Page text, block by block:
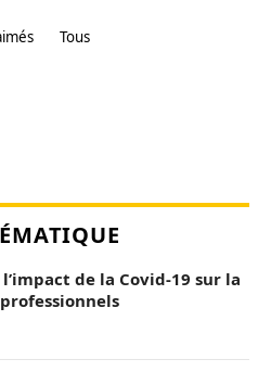
Tous
de la Covid-19 sur la